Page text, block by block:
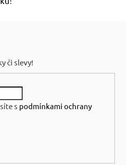
či slevy!
s podmínkami ochrany